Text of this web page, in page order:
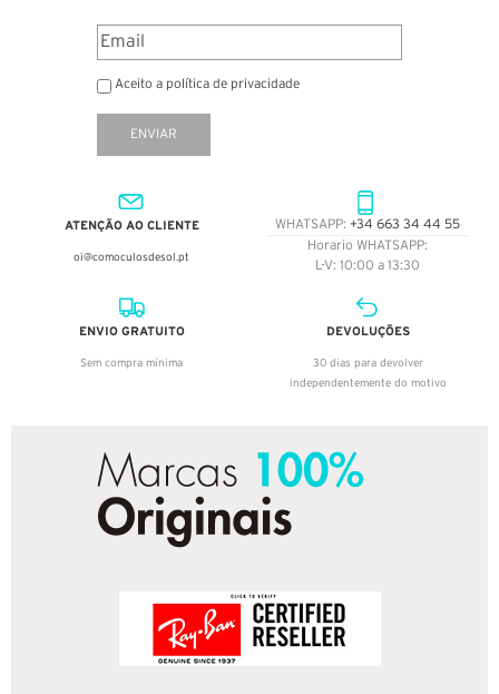
Aceito a política de privacidade
ENVIAR
ATENÇÃO AO CLIENTE
oi@comoculosdesol.pt
WHATSAPP: +34 663 34 44 55
Horario WHATSAPP:
L-V: 10:00 a 13:30
ENVIO GRATUITO
Sem compra mínima
DEVOLUÇÕES
30 dias para devolver
independentemente do motivo